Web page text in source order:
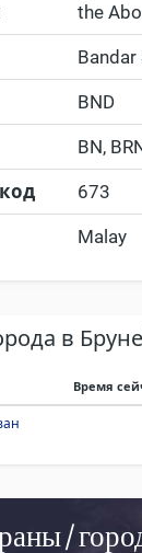
the
Bandar
BND
BN,
673
Malay
в
Время
/